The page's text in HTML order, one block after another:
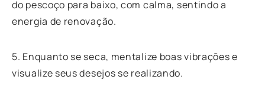
do pescoço para baixo, com calma, sentindo a
energia de renovação.
5. Enquanto se seca, mentalize boas vibrações e
visualize seus desejos se realizando.